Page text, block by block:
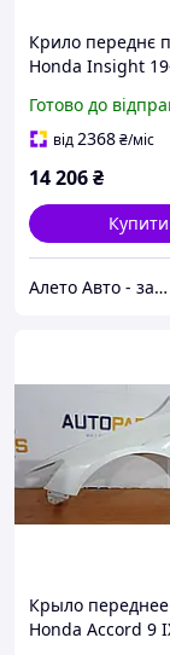
Крило переднє
Honda Insight
60211TXMA91ZZ
Готово до
від2368₴/міс
14 206₴
Купити
Алето Авто - запчастини на авто зі США
Крыло
Honda Accord 9